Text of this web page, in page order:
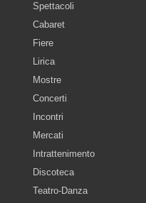
Spettacoli
Cabaret
Fiere
Lirica
Mostre
Concerti
Incontri
Mercati
Intrattenimento
Discoteca
Teatro-Danza